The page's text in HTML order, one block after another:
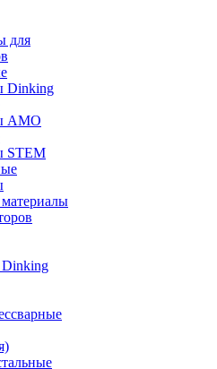
для
Dinking
AMO
STEM
Dinking